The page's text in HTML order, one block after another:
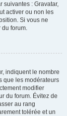
suivantes : Gravatar,
activer ou non les
Si vous ne
du forum.
indiquent le nombre
que les modérateurs
modifier
du forum. Évitez de
au rang
tolérée et un